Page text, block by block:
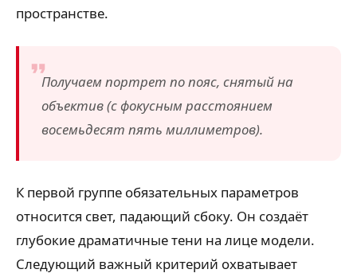
пространстве.
Получаем портрет по пояс, снятый на
объектив (с фокусным расстоянием
восемьдесят пять миллиметров).
К первой группе обязательных параметров
относится свет, падающий сбоку. Он создаёт
глубокие драматичные тени на лице модели.
Следующий важный критерий охватывает